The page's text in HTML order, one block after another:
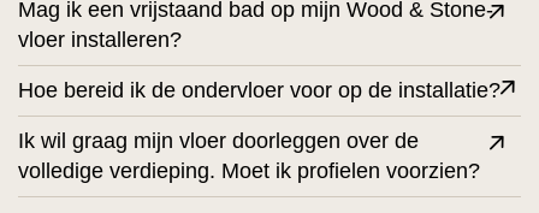
Mag ik een vrijstaand bad op mijn Wood & Stone-
vloer installeren?
Hoe bereid ik de ondervloer voor op de installatie?
Ik wil graag mijn vloer doorleggen over de
volledige verdieping. Moet ik profielen voorzien?